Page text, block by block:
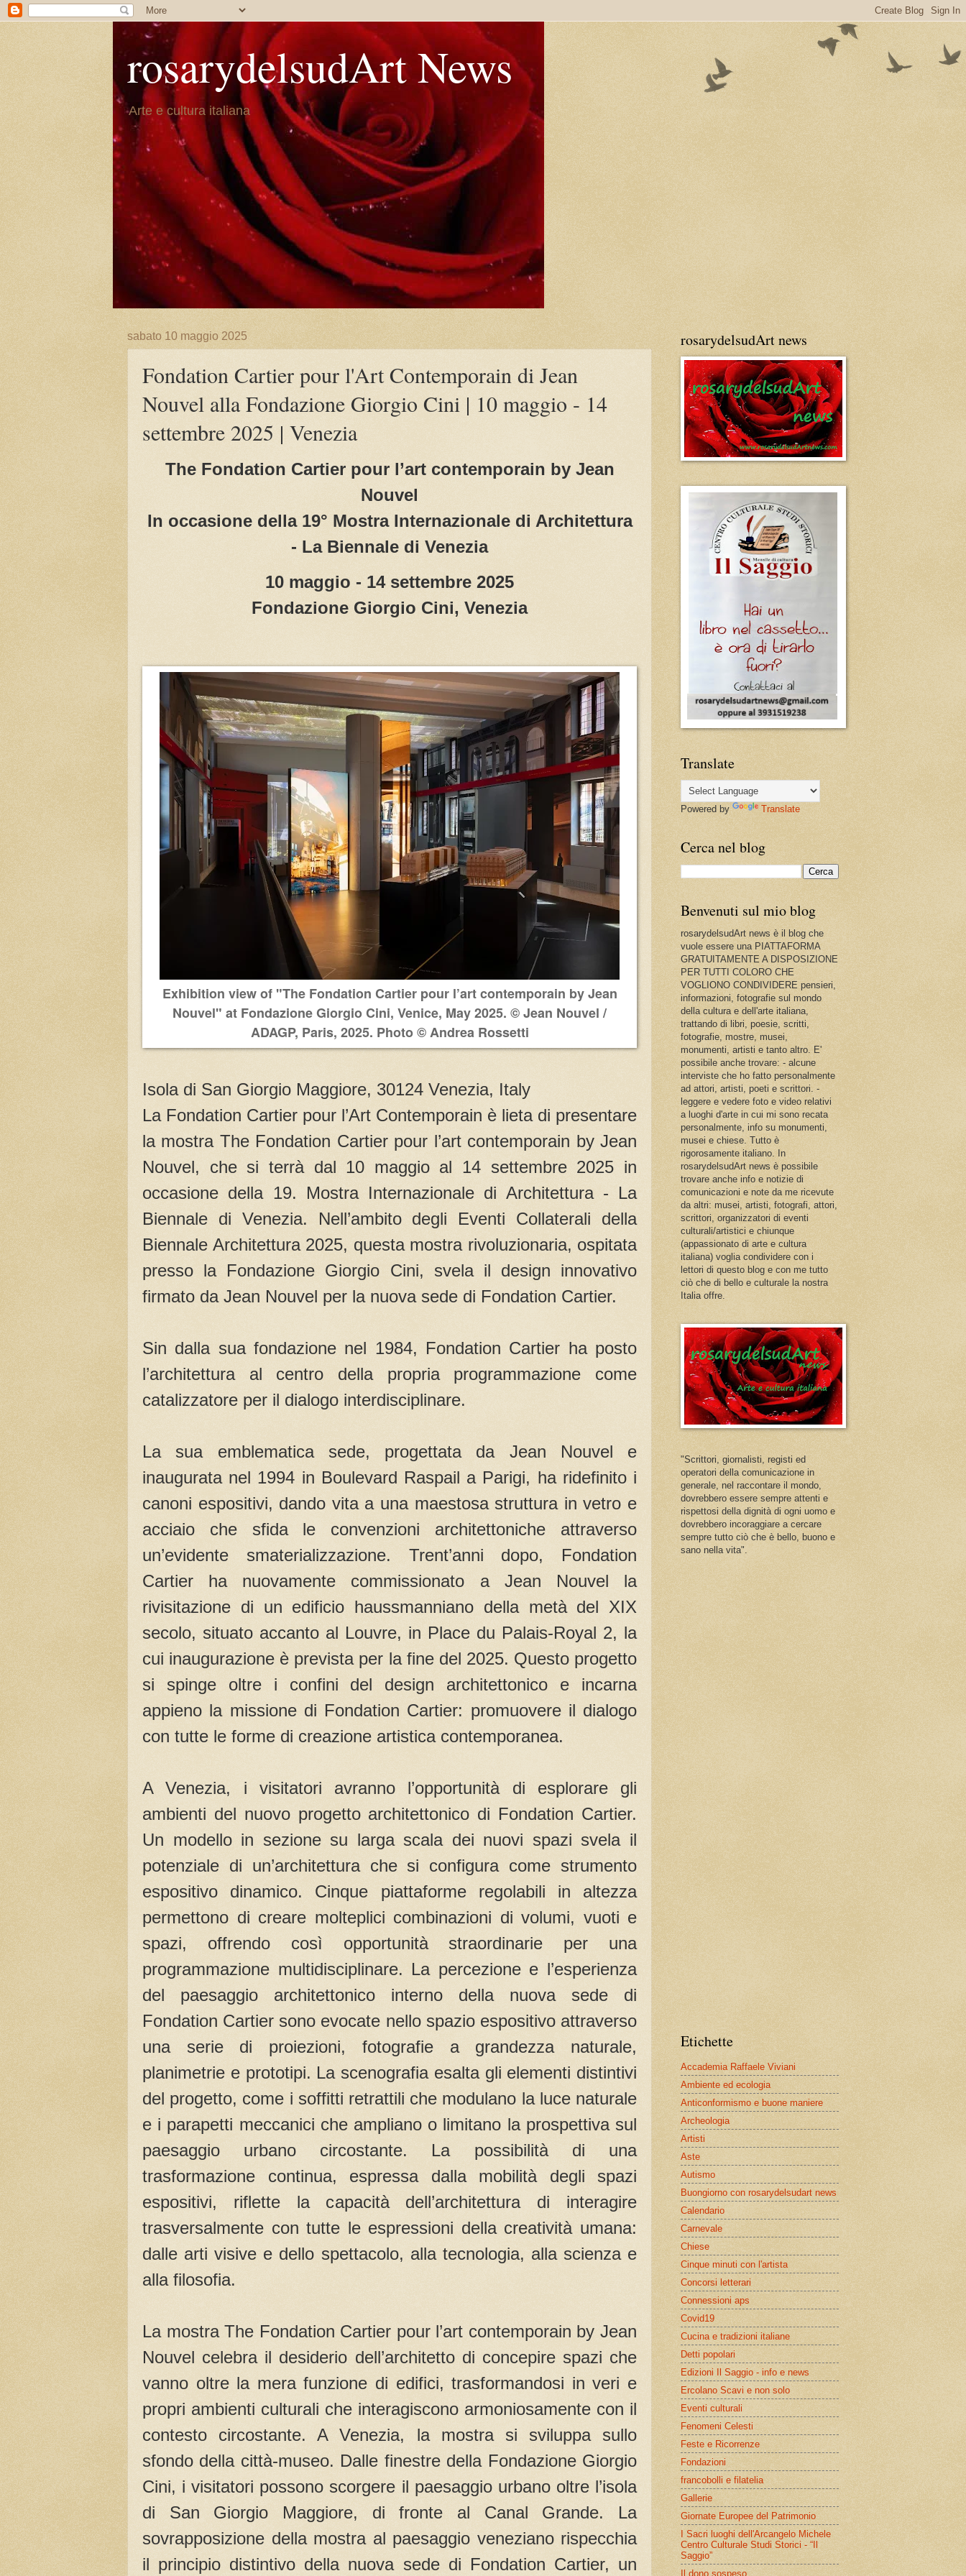
rosarydelsudArt News
Arte e cultura italiana
sabato 10 maggio 2025
Fondation Cartier pour l'Art Contemporain di Jean
Nouvel alla Fondazione Giorgio Cini | 10 maggio - 14
settembre 2025 | Venezia
The Fondation Cartier pour l’art contemporain by Jean
Nouvel
In occasione della 19° Mostra Internazionale di Architettura
- La Biennale di Venezia
10 maggio - 14 settembre 2025
Fondazione Giorgio Cini, Venezia
Exhibition view of "The Fondation Cartier pour l’art contemporain by Jean
Nouvel" at Fondazione Giorgio Cini, Venice, May 2025. © Jean Nouvel /
ADAGP, Paris, 2025. Photo © Andrea Rossetti
Isola di San Giorgio Maggiore, 30124 Venezia, Italy
La Fondation Cartier pour l’Art Contemporain è lieta di presentare
la mostra The Fondation Cartier pour l’art contemporain by Jean
Nouvel, che si terrà dal 10 maggio al 14 settembre 2025 in
occasione della 19. Mostra Internazionale di Architettura - La
Biennale di Venezia. Nell’ambito degli Eventi Collaterali della
Biennale Architettura 2025, questa mostra rivoluzionaria, ospitata
presso la Fondazione Giorgio Cini, svela il design innovativo
firmato da Jean Nouvel per la nuova sede di Fondation Cartier.
Sin dalla sua fondazione nel 1984, Fondation Cartier ha posto
l’architettura al centro della propria programmazione come
catalizzatore per il dialogo interdisciplinare.
La sua emblematica sede, progettata da Jean Nouvel e
inaugurata nel 1994 in Boulevard Raspail a Parigi, ha ridefinito i
canoni espositivi, dando vita a una maestosa struttura in vetro e
acciaio che sfida le convenzioni architettoniche attraverso
un’evidente smaterializzazione. Trent’anni dopo, Fondation
Cartier ha nuovamente commissionato a Jean Nouvel la
rivisitazione di un edificio haussmanniano della metà del XIX
secolo, situato accanto al Louvre, in Place du Palais-Royal 2, la
cui inaugurazione è prevista per la fine del 2025. Questo progetto
si spinge oltre i confini del design architettonico e incarna
appieno la missione di Fondation Cartier: promuovere il dialogo
con tutte le forme di creazione artistica contemporanea.
A Venezia, i visitatori avranno l’opportunità di esplorare gli
ambienti del nuovo progetto architettonico di Fondation Cartier.
Un modello in sezione su larga scala dei nuovi spazi svela il
potenziale di un’architettura che si configura come strumento
espositivo dinamico. Cinque piattaforme regolabili in altezza
permettono di creare molteplici combinazioni di volumi, vuoti e
spazi, offrendo così opportunità straordinarie per una
programmazione multidisciplinare. La percezione e l’esperienza
del paesaggio architettonico interno della nuova sede di
Fondation Cartier sono evocate nello spazio espositivo attraverso
una serie di proiezioni, fotografie a grandezza naturale,
planimetrie e prototipi. La scenografia esalta gli elementi distintivi
del progetto, come i soffitti retrattili che modulano la luce naturale
e i parapetti meccanici che ampliano o limitano la prospettiva sul
paesaggio urbano circostante. La possibilità di una
trasformazione continua, espressa dalla mobilità degli spazi
espositivi, riflette la capacità dell’architettura di interagire
trasversalmente con tutte le espressioni della creatività umana:
dalle arti visive e dello spettacolo, alla tecnologia, alla scienza e
alla filosofia.
La mostra The Fondation Cartier pour l’art contemporain by Jean
Nouvel celebra il desiderio dell’architetto di concepire spazi che
vanno oltre la mera funzione di edifici, trasformandosi in veri e
propri ambienti culturali che interagiscono armoniosamente con il
contesto circostante. A Venezia, la mostra si sviluppa sullo
sfondo della città-museo. Dalle finestre della Fondazione Giorgio
Cini, i visitatori possono scorgere il paesaggio urbano oltre l’isola
di San Giorgio Maggiore, di fronte al Canal Grande. La
sovrapposizione della mostra al paesaggio veneziano rispecchia
il principio distintivo della nuova sede di Fondation Cartier, un
rosarydelsudArt news
Translate
Powered by Translate
Cerca nel blog
Benvenuti sul mio blog
rosarydelsudArt news è il blog che
vuole essere una PIATTAFORMA
GRATUITAMENTE A DISPOSIZIONE
PER TUTTI COLORO CHE
VOGLIONO CONDIVIDERE pensieri,
informazioni, fotografie sul mondo
della cultura e dell'arte italiana,
trattando di libri, poesie, scritti,
fotografie, mostre, musei,
monumenti, artisti e tanto altro. E'
possibile anche trovare: - alcune
interviste che ho fatto personalmente
ad attori, artisti, poeti e scrittori. -
leggere e vedere foto e video relativi
a luoghi d'arte in cui mi sono recata
personalmente, info su monumenti,
musei e chiese. Tutto è
rigorosamente italiano. In
rosarydelsudArt news è possibile
trovare anche info e notizie di
comunicazioni e note da me ricevute
da altri: musei, artisti, fotografi, attori,
scrittori, organizzatori di eventi
culturali/artistici e chiunque
(appassionato di arte e cultura
italiana) voglia condividere con i
lettori di questo blog e con me tutto
ciò che di bello e culturale la nostra
Italia offre.
"Scrittori, giornalisti, registi ed
operatori della comunicazione in
generale, nel raccontare il mondo,
dovrebbero essere sempre attenti e
rispettosi della dignità di ogni uomo e
dovrebbero incoraggiare a cercare
sempre tutto ciò che è bello, buono e
sano nella vita".
Etichette
Accademia Raffaele Viviani
Ambiente ed ecologia
Anticonformismo e buone maniere
Archeologia
Artisti
Aste
Autismo
Buongiorno con rosarydelsudart news
Calendario
Carnevale
Chiese
Cinque minuti con l'artista
Concorsi letterari
Connessioni aps
Covid19
Cucina e tradizioni italiane
Detti popolari
Edizioni Il Saggio - info e news
Ercolano Scavi e non solo
Eventi culturali
Fenomeni Celesti
Feste e Ricorrenze
Fondazioni
francobolli e filatelia
Gallerie
Giornate Europee del Patrimonio
I Sacri luoghi dell'Arcangelo Michele
Centro Culturale Studi Storici - “Il
Saggio”
Il dono sospeso